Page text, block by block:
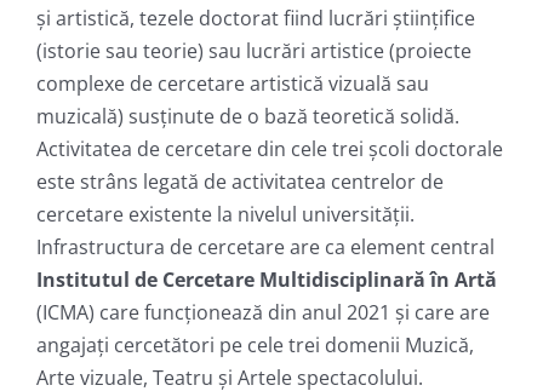
și artistică, tezele doctorat fiind lucrări științifice
(istorie sau teorie) sau lucrări artistice (proiecte
complexe de cercetare artistică vizuală sau
muzicală) susținute de o bază teoretică solidă.
Activitatea de cercetare din cele trei școli doctorale
este strâns legată de activitatea centrelor de
cercetare existente la nivelul universității.
Infrastructura de cercetare are ca element central
Institutul de Cercetare Multidisciplinară în Artă
(ICMA) care funcționează din anul 2021 și care are
angajați cercetători pe cele trei domenii Muzică,
Arte vizuale, Teatru și Artele spectacolului.